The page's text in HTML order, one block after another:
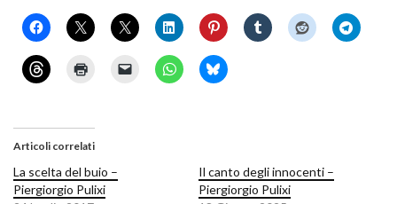
Articoli correlati
La scelta del buio –
Piergiorgio Pulixi
Il canto degli innocenti –
Piergiorgio Pulixi